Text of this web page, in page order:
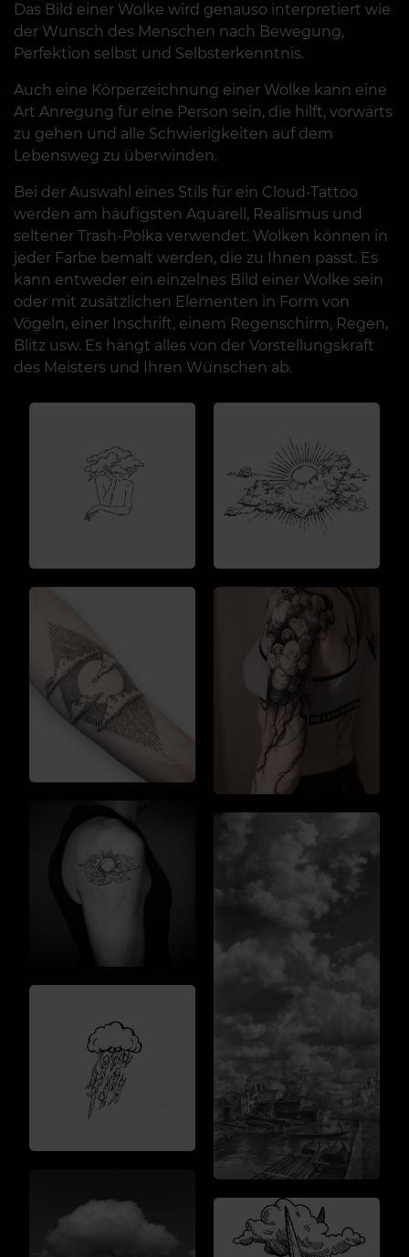
Das Bild einer Wolke wird genauso interpretiert wie
der Wunsch des Menschen nach Bewegung,
Perfektion selbst und Selbsterkenntnis.
Auch eine Körperzeichnung einer Wolke kann eine
Art Anregung für eine Person sein, die hilft, vorwärts
zu gehen und alle Schwierigkeiten auf dem
Lebensweg zu überwinden.
Bei der Auswahl eines Stils für ein Cloud-Tattoo
werden am häufigsten Aquarell, Realismus und
seltener Trash-Polka verwendet. Wolken können in
jeder Farbe bemalt werden, die zu Ihnen passt. Es
kann entweder ein einzelnes Bild einer Wolke sein
oder mit zusätzlichen Elementen in Form von
Vögeln, einer Inschrift, einem Regenschirm, Regen,
Blitz usw. Es hängt alles von der Vorstellungskraft
des Meisters und Ihren Wünschen ab.